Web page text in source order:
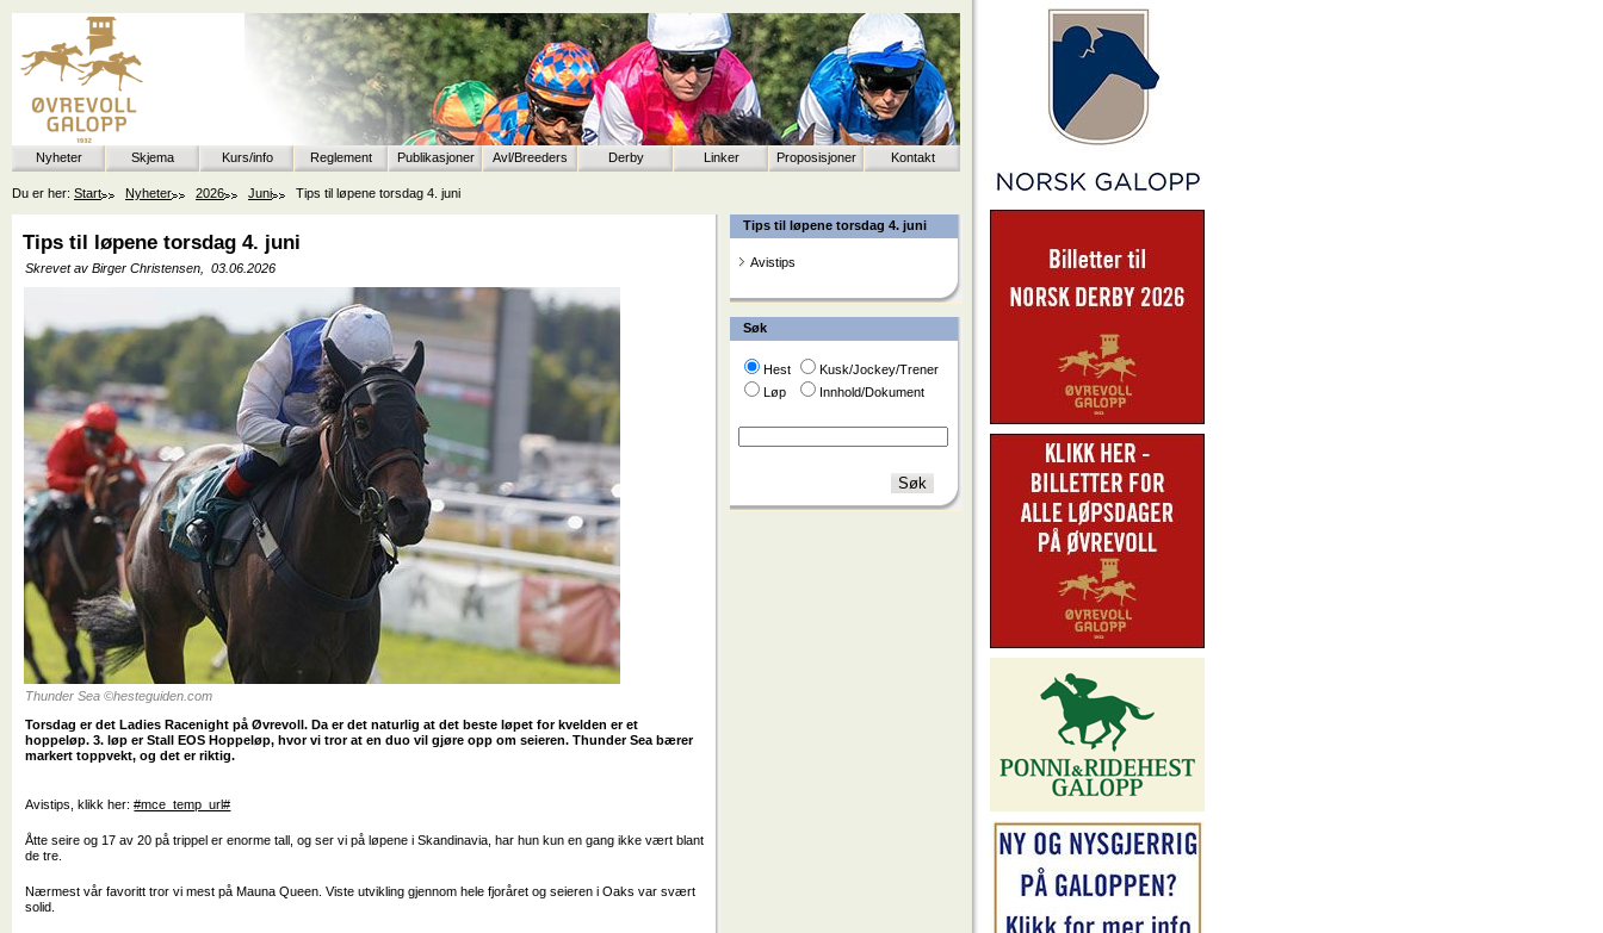
Nyheter Skjema Kurs/info Reglement Publikasjoner Avl/Breeders Derby Linker Proposisjoner Kontakt
Du er her: Start Nyheter 2026 Juni Tips til løpene torsdag 4. juni
Tips til løpene torsdag 4. juni
Avistips
Søk
Hest
Kusk/Jockey/Trener
Løp
Innhold/Dokument
Tips til løpene torsdag 4. juni
Skrevet av Birger Christensen, 03.06.2026
Thunder Sea ©hesteguiden.com
Torsdag er det Ladies Racenight på Øvrevoll. Da er det naturlig at det beste løpet for kvelden er et
hoppeløp. 3. løp er Stall EOS Hoppeløp, hvor vi tror at en duo vil gjøre opp om seieren. Thunder Sea bærer
markert toppvekt, og det er riktig.
Avistips, klikk her:#mce_temp_url#
Åtte seire og 17 av 20 på trippel er enorme tall, og ser vi på løpene i Skandinavia, har hun kun en gang ikke vært blant
de tre.
Nærmest vår favoritt tror vi mest på Mauna Queen. Viste utvikling gjennom hele fjoråret og seieren i Oaks var svært
solid.